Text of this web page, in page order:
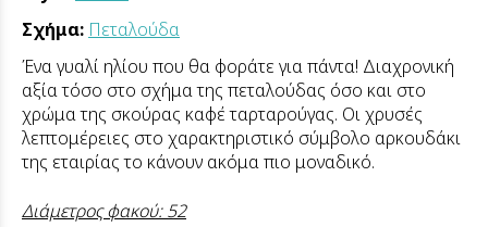
Σχήμα: Πεταλούδα
Ένα γυαλί ηλίου που θα φοράτε για πάντα! Διαχρονική
αξία τόσο στο σχήμα της πεταλούδας όσο και στο
χρώμα της σκούρας καφέ ταρταρούγας. Οι χρυσές
λεπτομέρειες στο χαρακτηριστικό σύμβολο αρκουδάκι
της εταιρίας το κάνουν ακόμα πιο μοναδικό.
Διάμετρος φακού: 52